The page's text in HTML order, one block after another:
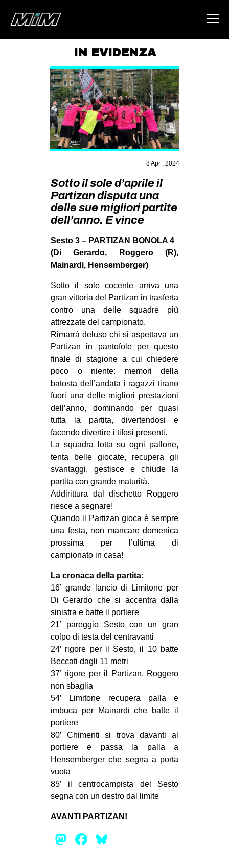
ABOUT
AREA
DEGENERAZIONE
GAZA FREESTYLE
CSOA LAMBRETTA
MSM
STUDENTI TSUNAMI
ZAM
MOBILITAZIONI
SPAZI
SPORT POPOLARE
MOVIMENTI
AMBIENTE
ANTIFASCISMO
DIRITTO ALL’ABITARE
MIGRAZIONI
PRECARIATO
REPRESSIONE
STUDENTI
CULTURE
ARTE
CINEMA
MANIFESTI
RECENSIONI
INTERNAZIONALE
AFRICA
AMERICHE
ESTREMO ORIENTE
EUROPA
MEDIO ORIENTE
EVENTI
Fb
bsky
ms
IN EVIDENZA
8 Apr , 2024
Sotto il sole d’aprile il
Partizan disputa una
delle sue migliori partite
dell’anno. E vince
Sesto 3 – PARTIZAN BONOLA 4
(Di Gerardo, Roggero (R),
Mainardi, Hensemberger)
Sotto il sole cocente arriva una
gran vittoria del Partizan in trasferta
contro una delle squadre più
attrezzate del campionato.
Rimarrà deluso chi si aspettava un
Partizan in pantofole per questo
finale di stagione a cui chiedere
poco o niente: memori della
batosta dell’andata i ragazzi tirano
fuori una delle migliori prestazioni
dell’anno, dominando per quasi
tutta la partita, divertendosi e
facendo divertire i tifosi presenti.
La squadra lotta su ogni pallone,
tenta belle giocate, recupera gli
svantaggi, gestisce e chiude la
partita con grande maturità.
Addirittura dal dischetto Roggero
riesce a segnare!
Quando il Partizan gioca è sempre
una festa, non mancare domenica
prossima per l’ultima di
campionato in casa!
La cronaca della partita:
16’ grande lancio di Limitone per
Di Gerardo che si accentra dalla
sinistra e batte il portiere
21’ pareggio Sesto con un gran
colpo di testa del centravanti
24’ rigore per il Sesto, il 10 batte
Beccati dagli 11 metri
37’ rigore per il Partizan, Roggero
non sbaglia
54′ Limitone recupera palla e
imbuca per Mainardi che batte il
portiere
80′ Chimenti si trova davanti al
portiere e passa la palla a
Hensemberger che segna a porta
vuota
85′ il centrocampista del Sesto
segna con un destro dal limite
AVANTI PARTIZAN!
Mastodon
Facebook